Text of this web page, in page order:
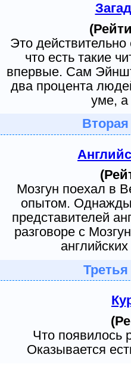
Это
что есть такие
впервые. Сам
два процента
уме, а
Мозгун поехал в
опытом. Однажды
представителей
разговоре с
Что появилось
Оказывается